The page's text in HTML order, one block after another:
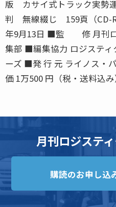
版 カサイ式トラック実
判 無線綴じ 159頁（
年9月13日 ■監 修 月刊ロ
集部 ■編集協力 ロジステ
ーズ ■発 行 元 ライノス
価 1万500 円（税・送料込み
月刊ロジステ
購読のお申し込